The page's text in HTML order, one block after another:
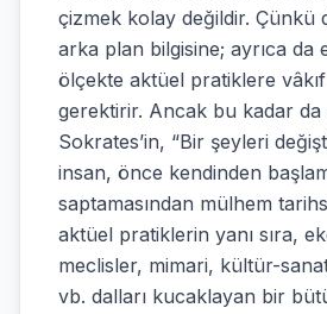
çizmek kolay değildir. Çünkü
arka plan bilgisine; ayrıca da
ölçekte aktüel pratiklere vâkıf
gerektirir. Ancak bu kadar da
Sokrates’in, “Bir şeyleri
insan, önce kendinden
saptamasından mülhem
aktüel pratiklerin yanı sıra,
meclisler, mimari, kültür-
vb. dalları kucaklayan bir